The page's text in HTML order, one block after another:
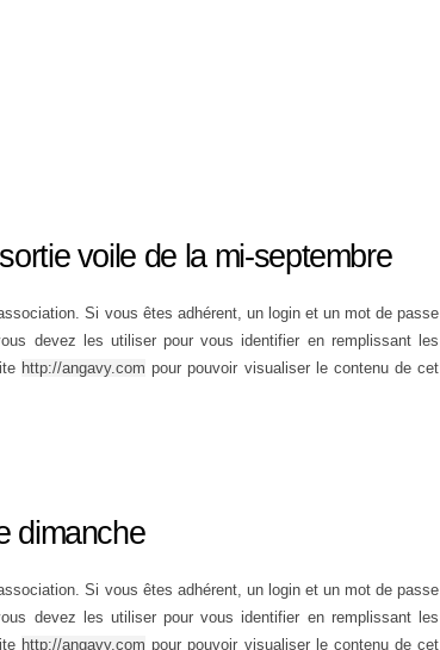
voile de la mi-septembre
Si vous êtes adhérent, un login et un mot de passe
devez les utiliser pour vous identifier en remplissant les
http://angavy.com pour pouvoir visualiser le contenu de cet
dimanche
Si vous êtes adhérent, un login et un mot de passe
devez les utiliser pour vous identifier en remplissant les
http://angavy.com pour pouvoir visualiser le contenu de cet